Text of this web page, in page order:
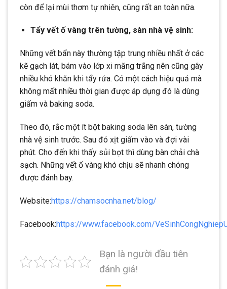
còn để lại mùi thơm tự nhiên, cũng rất an toàn nữa.
Tẩy vết ố vàng trên tường, sàn nhà vệ sinh:
Những vết bẩn này thường tập trung nhiều nhất ở các
kẽ gạch lát, bám vào lớp xi măng trắng nên cũng gây
nhiều khó khăn khi tẩy rửa. Có một cách hiệu quả mà
không mất nhiều thời gian được áp dụng đó là dùng
giấm và baking soda.
Theo đó, rắc một ít bột baking soda lên sàn, tường
nhà vệ sinh trước. Sau đó xịt giấm vào và đợi vài
phút. Cho đến khi thấy sủi bọt thì dùng bàn chải chà
sạch. Những vết ố vàng khó chịu sẽ nhanh chóng
được đánh bay.
Website:https://chamsocnha.net/blog/
Facebook:https://www.facebook.com/
Bạn là người đầu tiên
đánh giá!